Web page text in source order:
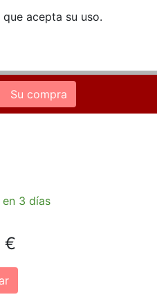
acepta su uso.
de Clientes
Su compra
3 días
€